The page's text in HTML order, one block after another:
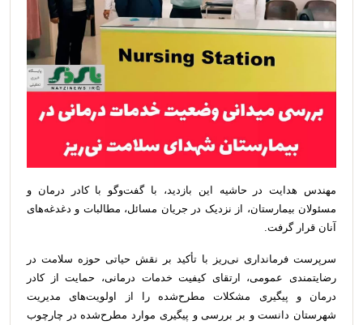
مهندس هدایت در حاشیه این بازدید، با گفت‌وگو با کادر درمان و
مسئولان بیمارستان، از نزدیک در جریان مسائل، مطالبات و دغدغه‌های
آنان قرار گرفت.
سرپرست فرمانداری نی‌ریز با تأکید بر نقش حیاتی حوزه سلامت در
رضایتمندی عمومی، ارتقای کیفیت خدمات درمانی، حمایت از کادر
درمان و پیگیری مشکلات مطرح‌شده را از اولویت‌های مدیریت
شهرستان دانست و بر بررسی و پیگیری موارد مطرح‌شده در چارچوب